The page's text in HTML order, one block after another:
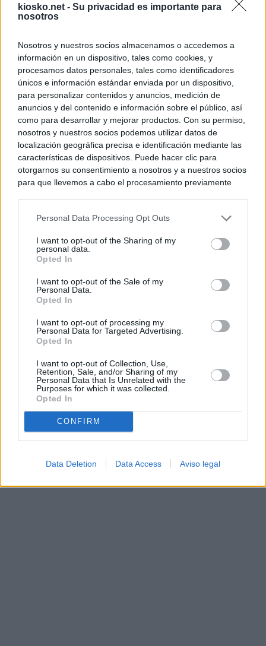
kiosko.net - Su privacidad es importante para
nosotros
Nosotros y nuestros socios almacenamos o accedemos a
información en un dispositivo, tales como cookies, y
procesamos datos personales, tales como identificadores
únicos e información estándar enviada por un dispositivo,
para personalizar contenidos y anuncios, medición de
anuncios y del contenido e información sobre el público, así
como para desarrollar y mejorar productos. Con su permiso,
nosotros y nuestros socios podemos utilizar datos de
localización geográfica precisa e identificación mediante las
características de dispositivos. Puede hacer clic para
otorgarnos su consentimiento a nosotros y a nuestros socios
para que llevemos a cabo el procesamiento previamente
negar su consentimiento. Tenga en cuenta que algún
de su consentimiento, pero usted tiene el derecho de
rechazar tal procesamiento. Sus preferencias se aplicarán
cualquier momento entrando de nuevo en este sitio web o
visitando nuestra política de privacidad.
Personal Data Processing Opt Outs
I want to opt-out of the Sharing of my
personal data.
Opted In
I want to opt-out of the Sale of my
Personal Data.
Opted In
I want to opt-out of processing my
Personal Data for Targeted Advertising.
Opted In
I want to opt-out of Collection, Use,
Retention, Sale, and/or Sharing of my
Personal Data that Is Unrelated with the
Purposes for which it was collected.
Opted In
CONFIRM
Data Deletion Data Access Aviso legal